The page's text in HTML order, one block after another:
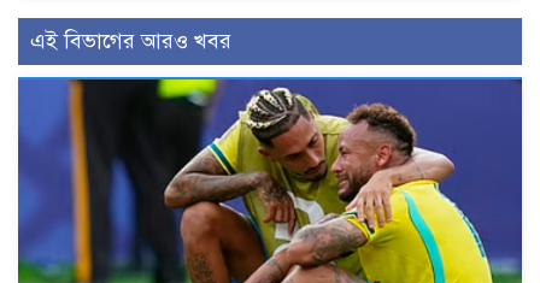
এই বিভাগের আরও খবর